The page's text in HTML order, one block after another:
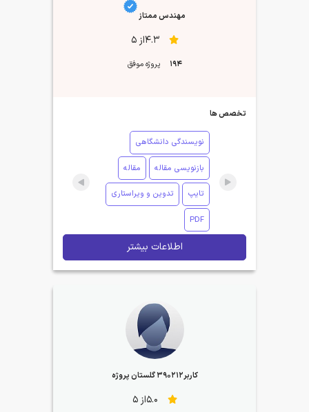
مهندس ممتاز
4.3از 5
194 پروژه موفق
تخصص ها
نویسندگی دانشگاهی
بازنویسی مقاله مقاله
تایپ تدوین و ویراستاری
PDF
اطلاعات بیشتر
کاربر390212 گلستان پروژه
5.0از 5